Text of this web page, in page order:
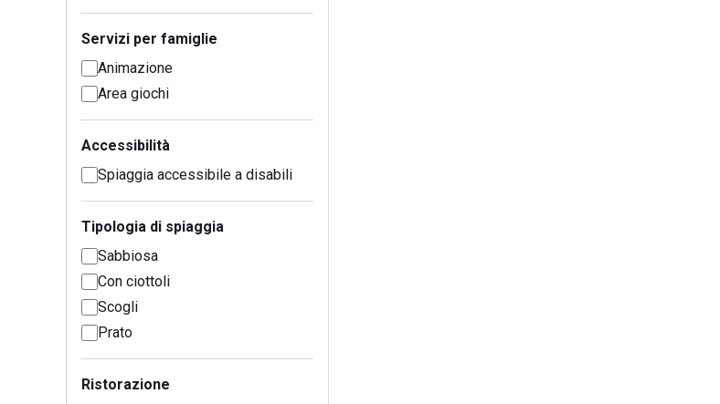
Servizi per famiglie
Animazione
Area giochi
Accessibilità
Spiaggia accessibile a disabili
Tipologia di spiaggia
Sabbiosa
Con ciottoli
Scogli
Prato
Ristorazione